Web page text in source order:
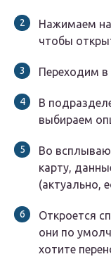
Нажимаем
чтобы
Переходим в
В
выбираем
Во
карту,
(актуально,
Откроется
они по
хотите